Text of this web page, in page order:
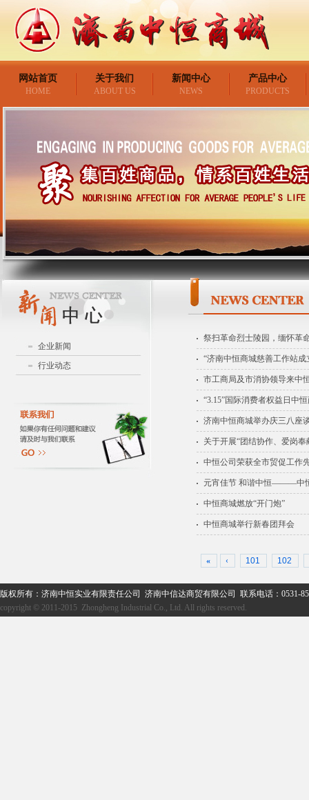
网站首页
HOME
关于我们
ABOUT US
新闻中心
NEWS
产品中心
PRODUCTS
企业新闻
行业动态
祭扫革命烈士陵园，缅怀革
“济南中恒商城慈善工作站
市工商局及市消协领导来中
“3.15”国际消费者权益日中
济南中恒商城举办庆三八座
关于开展“团结协作、爱岗
中恒公司荣获全市贸促工作
元宵佳节 和谐中恒———中
中恒商城燃放“开门炮”
中恒商城举行新春团拜会
« ‹ 101 102
版权所有：济南中恒实业有限责任公司 济南中信达商贸有限公司 联系电话：0531-
copyright © 2011-2015 Zhongheng Industrial Co., Ltd. All rights reserved.